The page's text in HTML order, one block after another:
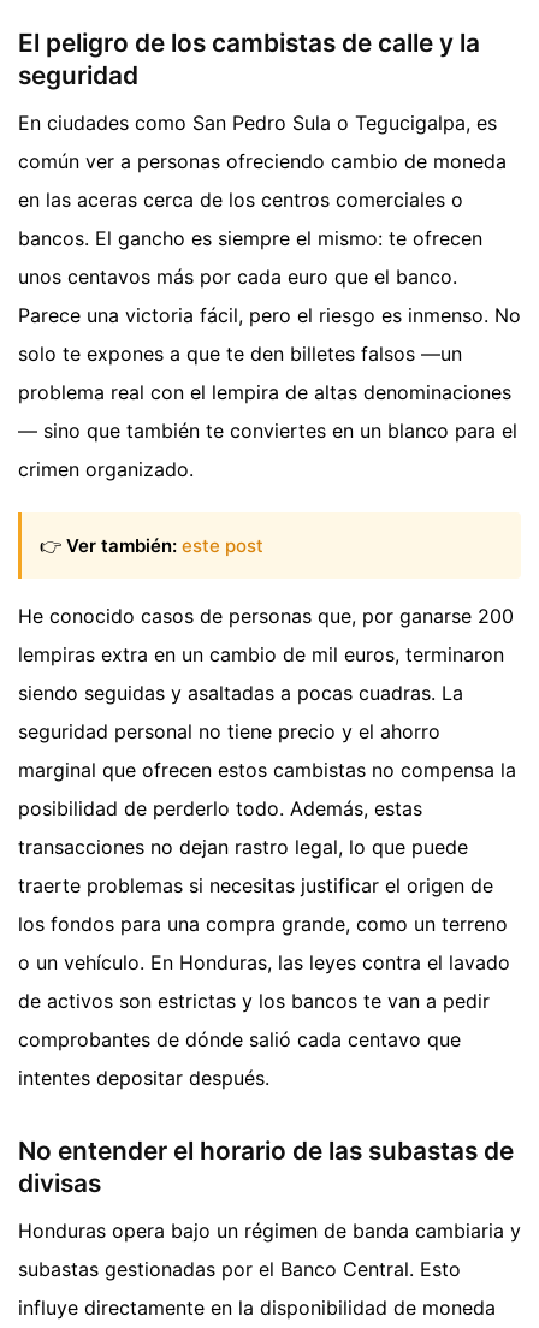
El peligro de los cambistas de calle y la
seguridad
En ciudades como San Pedro Sula o Tegucigalpa, es
común ver a personas ofreciendo cambio de moneda
en las aceras cerca de los centros comerciales o
bancos. El gancho es siempre el mismo: te ofrecen
unos centavos más por cada euro que el banco.
Parece una victoria fácil, pero el riesgo es inmenso. No
solo te expones a que te den billetes falsos —un
problema real con el lempira de altas denominaciones
— sino que también te conviertes en un blanco para el
crimen organizado.
👉 Ver también: este post
He conocido casos de personas que, por ganarse 200
lempiras extra en un cambio de mil euros, terminaron
siendo seguidas y asaltadas a pocas cuadras. La
seguridad personal no tiene precio y el ahorro
marginal que ofrecen estos cambistas no compensa la
posibilidad de perderlo todo. Además, estas
transacciones no dejan rastro legal, lo que puede
traerte problemas si necesitas justificar el origen de
los fondos para una compra grande, como un terreno
o un vehículo. En Honduras, las leyes contra el lavado
de activos son estrictas y los bancos te van a pedir
comprobantes de dónde salió cada centavo que
intentes depositar después.
No entender el horario de las subastas de
divisas
Honduras opera bajo un régimen de banda cambiaria y
subastas gestionadas por el Banco Central. Esto
influye directamente en la disponibilidad de moneda